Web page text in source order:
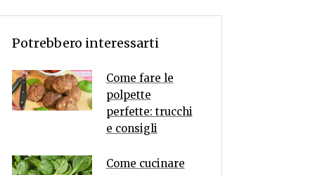
Potrebbero interessarti
Come fare le
polpette
perfette: trucchi
e consigli
Come cucinare